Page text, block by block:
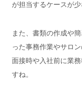
が担当するケースが少
また、書類の作成や
った事務作業やサロ
面接時や入社前に業
すね。